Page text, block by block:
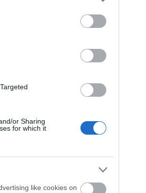
or Sharing
for which it
like cookies on
και ανθυγιεινής εργασίας χωρίς
υγιεινής και ασφάλειας στους